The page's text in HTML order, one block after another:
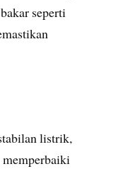
seperti
listrik,
memperbaiki